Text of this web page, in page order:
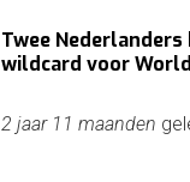
Twee
wildcard voor
2 jaar 11 maanden